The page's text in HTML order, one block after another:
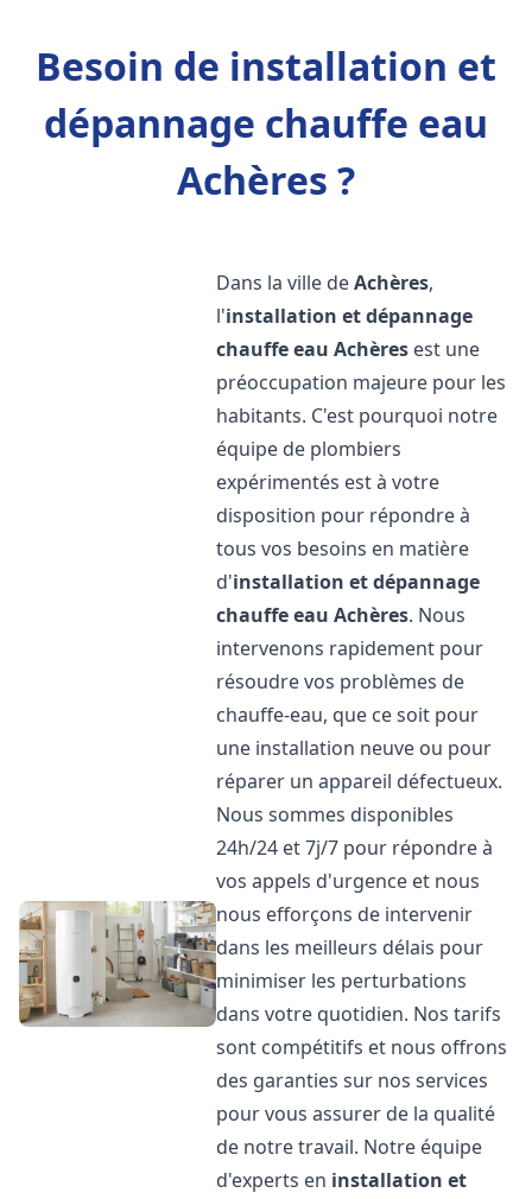
Besoin de installation et
dépannage chauffe eau
Achères ?
Dans la ville deAchères,
l'installation et dépannage
chauffe eau Achères est une
préoccupation majeure pour les
habitants. C'est pourquoi notre
équipe de plombiers
expérimentés est à votre
disposition pour répondre à
tous vos besoins en matière
d'installation et dépannage
chauffe eau Achères. Nous
intervenons rapidement pour
résoudre vos problèmes de
chauffe-eau, que ce soit pour
une installation neuve ou pour
réparer un appareil défectueux.
Nous sommes disponibles
24h/24 et 7j/7 pour répondre à
vos appels d'urgence et nous
nous efforçons de intervenir
dans les meilleurs délais pour
minimiser les perturbations
dans votre quotidien. Nos tarifs
sont compétitifs et nous offrons
des garanties sur nos services
pour vous assurer de la qualité
de notre travail. Notre équipe
d'experts en installation et